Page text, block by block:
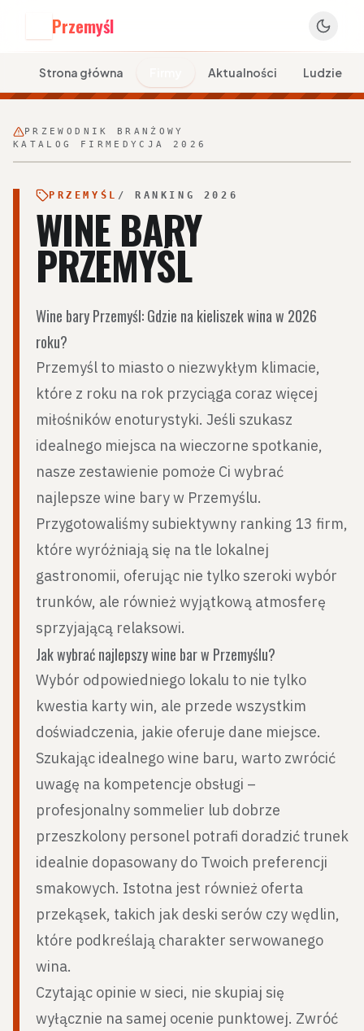
Przemyśl
Strona główna Aktualności Ludzie
PRZEWODNIK BRANŻOWY
KATALOG FIRM EDYCJA 2026
PRZEMYŚL / RANKING 2026
WINE BARY
PRZEMYŚL
Wine bary Przemyśl: Gdzie na kieliszek wina w 2026
roku?
Przemyśl to miasto o niezwykłym klimacie,
które z roku na rok przyciąga coraz więcej
miłośników enoturystyki. Jeśli szukasz
idealnego miejsca na wieczorne spotkanie,
nasze zestawienie pomoże Ci wybrać
najlepsze wine bary w Przemyślu.
Przygotowaliśmy subiektywny ranking 13 firm,
które wyróżniają się na tle lokalnej
gastronomii, oferując nie tylko szeroki wybór
trunków, ale również wyjątkową atmosferę
sprzyjającą relaksowi.
Jak wybrać najlepszy wine bar w Przemyślu?
Wybór odpowiedniego lokalu to nie tylko
kwestia karty win, ale przede wszystkim
doświadczenia, jakie oferuje dane miejsce.
Szukając idealnego wine baru, warto zwrócić
uwagę na kompetencje obsługi –
profesjonalny sommelier lub dobrze
przeszkolony personel potrafi doradzić trunek
idealnie dopasowany do Twoich preferencji
smakowych. Istotna jest również oferta
przekąsek, takich jak deski serów czy wędlin,
które podkreślają charakter serwowanego
wina.
Czytając opinie w sieci, nie skupiaj się
wyłącznie na samej ocenie punktowej. Zwróć